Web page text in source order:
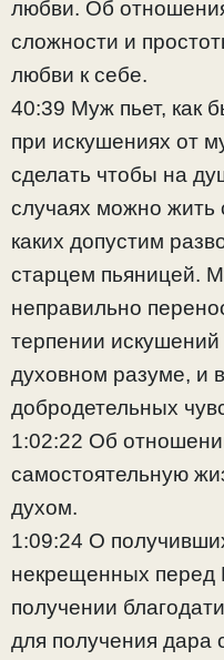
любви. Об
сложности и
любви к себе.
40:39 Муж пьет, как
при искушениях от
сделать чтобы на
случаях можно жить
каких допустим
старцем пьяницей.
неправильно
терпении
духовном разуме, и
добродетельных
1:02:22 Об
самостоятельную
духом.
1:09:24 О
некрещенных перед
получении
для получения дара